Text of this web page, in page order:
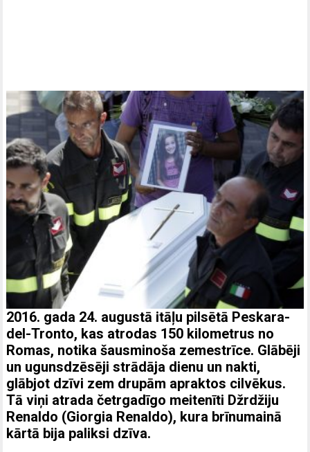
2016. gada 24. augustā itāļu pilsētā Peskara-
del-Tronto, kas atrodas 150 kilometrus no
Romas, notika šausminoša zemestrīce. Glābēji
un ugunsdzēsēji strādāja dienu un nakti,
glābjot dzīvi zem drupām apraktos cilvēkus.
Tā viņi atrada četrgadīgo meitenīti Džrdžiju
Renaldo (Giorgia Renaldo), kura brīnumainā
kārtā bija paliksi dzīva.